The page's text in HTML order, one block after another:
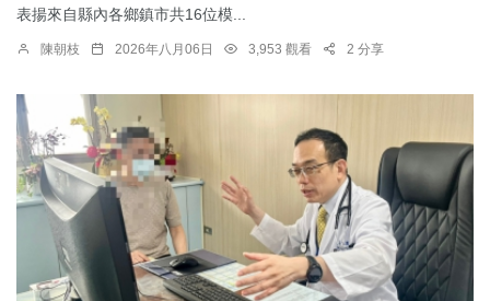
表揚來自縣內各鄉鎮市共16位模...
陳朝枝 2026年八月06日 3,953 觀看 2 分享